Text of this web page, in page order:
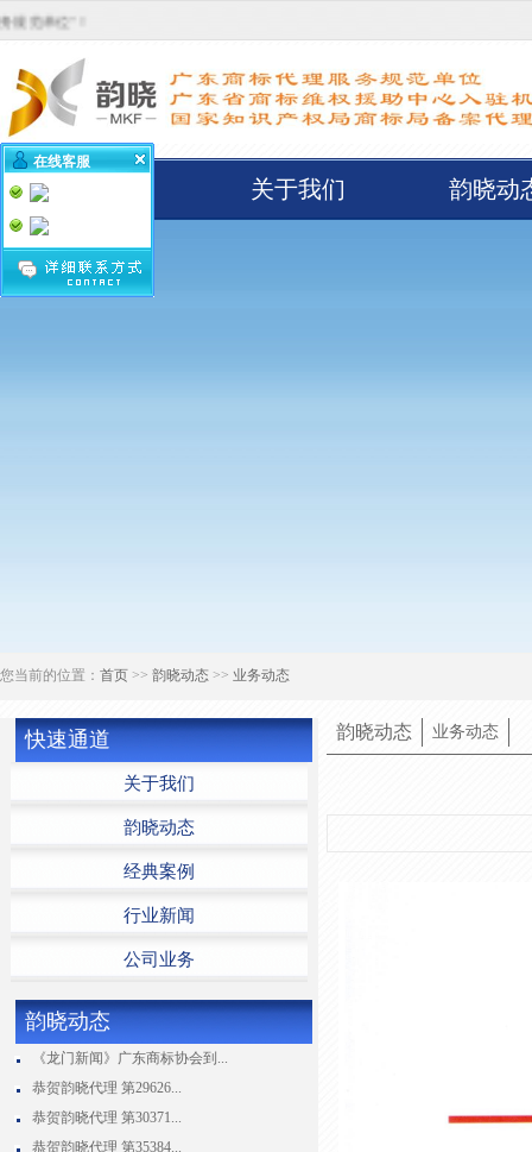
”！
关于我们 韵晓动
您当前的位置： 首页 >> 韵晓动态 >> 业务动态
快速通道
关于我们
韵晓动态
经典案例
行业新闻
公司业务
韵晓动态
《龙门新闻》广东商标协会到...
恭贺韵晓代理 第29626...
恭贺韵晓代理 第30371...
恭贺韵晓代理 第35384...
韵晓动态 业务动态
在线客服